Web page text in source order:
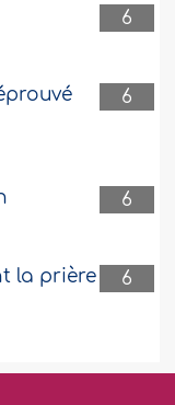
6
6
6
6
la prière